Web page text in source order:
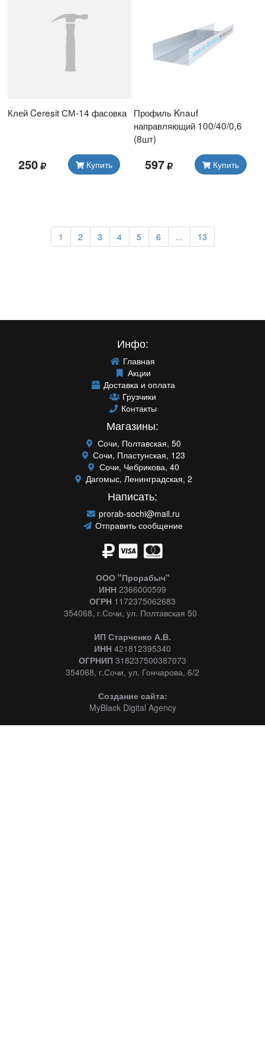
Клей Ceresit СМ-14 фасовка
250 Купить
Профиль Knauf
направляющий 100/40/0,6
(8шт)
597 Купить
1 2 3 4 5 6 ... 13
Инфо:
Главная
Акции
Доставка и оплата
Грузчики
Контакты
Магазины:
Сочи, Полтавская, 50
Сочи, Пластунская, 123
Сочи, Чебрикова, 40
Дагомыс, Ленинградская, 2
Написать:
prorab-sochi@mail.ru
Отправить сообщение
ООО "Прорабыч"
ИНН 2366000599
ОГРН 1172375062683
354068, г.Сочи, ул. Полтавская 50
ИП Старченко А.В.
ИНН 421812395340
ОГРНИП 318237500387073
354068, г.Сочи, ул. Гончарова, 6/2
Создание сайта:
MyBlack Digital Agency